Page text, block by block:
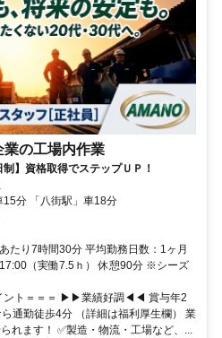
の工場内作業
】資格取得でステップＵＰ！
分 「八街駅」車18分
たり7時間30分 平均勤務日数：1ヶ月
（実働7.5ｈ） 休憩90分 ※シーズ
ント＝＝＝ ▶▶業績好調◀◀ 賞与年2
通勤徒歩4分 （詳細は福利厚生欄） 業
れます！ ✅製造・物流・工場など、...